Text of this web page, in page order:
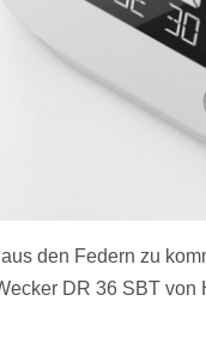
den Federn zu
DR 36 SBT